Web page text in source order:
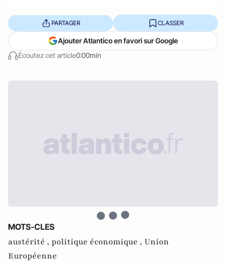
Écoutez cet article0:00min
PARTAGER CLASSER
Ajouter Atlantico en favori sur Google
MOTS-CLES
austérité , politique économique , Union
Européenne